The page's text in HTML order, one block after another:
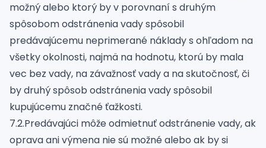
možný alebo ktorý by v porovnaní s druhým
spôsobom odstránenia vady spôsobil
predávajúcemu neprimerané náklady s ohľadom na
všetky okolnosti, najmä na hodnotu, ktorú by mala
vec bez vady, na závažnosť vady a na skutočnosť, či
by druhý spôsob odstránenia vady spôsobil
kupujúcemu značné ťažkosti.
7.2.Predávajúci môže odmietnuť odstránenie vady, ak
oprava ani výmena nie sú možné alebo ak by si